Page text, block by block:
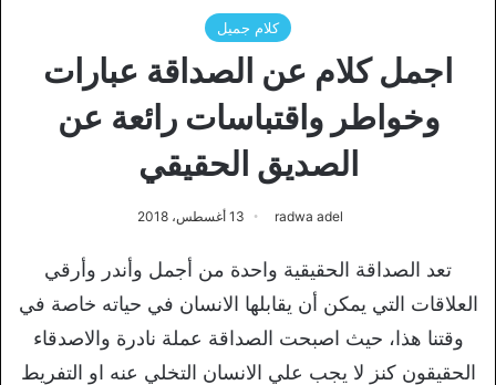
كلام جميل
اجمل كلام عن الصداقة عبارات
وخواطر واقتباسات رائعة عن
الصديق الحقيقي
radwa adel 13 أغسطس، 2018
تعد الصداقة الحقيقية واحدة من أجمل وأندر وأرقي
العلاقات التي يمكن أن يقابلها الانسان في حياته خاصة في
وقتنا هذا، حيث اصبحت الصداقة عملة نادرة والاصدقاء
الحقيقون كنز لا يجب علي الانسان التخلي عنه او التفريط